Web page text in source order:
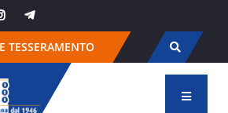
TESSERAMENTO